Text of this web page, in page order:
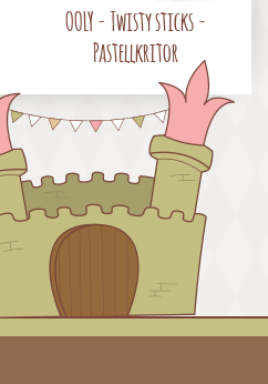
OOLY - Twisty sticks -
Pastellkritor